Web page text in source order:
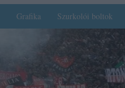
Grafika Szurkolói boltok